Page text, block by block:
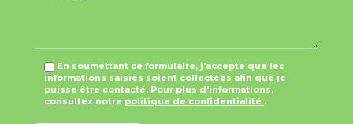
En soumettant ce formulaire, j'accepte que les
informations saisies soient collectées afin que je
puisse être contacté. Pour plus d'informations,
consultez notre politique de confidentialité .